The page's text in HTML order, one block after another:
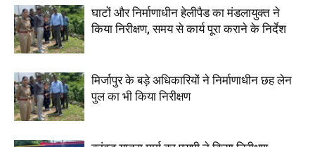
घाटों और निर्माणाधीन हेलीपैड का मंडलायुक्त ने
किया निरीक्षण, समय से कार्य पूरा कराने के निर्देश
मिर्जापुर के बड़े अधिकारियों ने निर्माणाधीन छह लेन
पुल का भी किया निरीक्षण